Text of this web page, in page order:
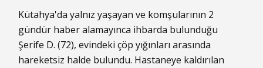
Kütahya'da yalnız yaşayan ve komşularının 2
gündür haber alamayınca ihbarda bulunduğu
Şerife D. (72), evindeki çöp yığınları arasında
hareketsiz halde bulundu. Hastaneye kaldırılan